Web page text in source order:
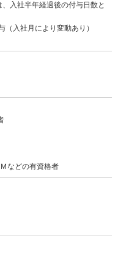
入社半年経過後の付与日数と
入社月により変動あり）
などの有資格者